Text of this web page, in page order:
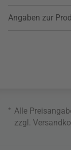
Angaben zur
* Alle
zzgl.